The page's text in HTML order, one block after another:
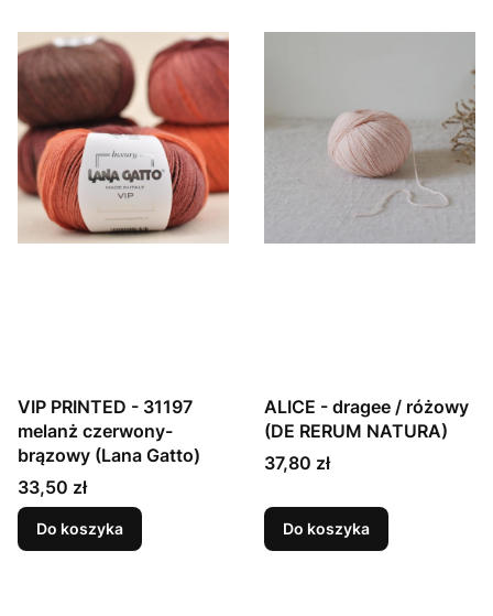
VIP PRINTED - 31197
melanż czerwony-
brązowy (Lana Gatto)
Cena
33,50 zł
Do koszyka
ALICE - dragee / różowy
(DE RERUM NATURA)
Cena
37,80 zł
Do koszyka